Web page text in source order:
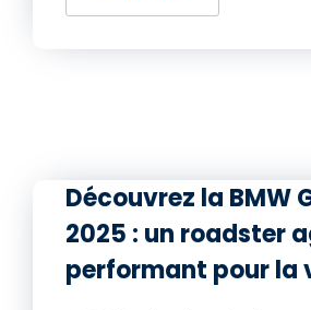
Découvrez la BMW
2025 : un roadster
performant pour la